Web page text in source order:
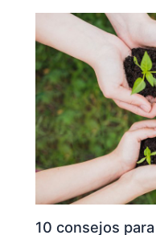
10 consejos